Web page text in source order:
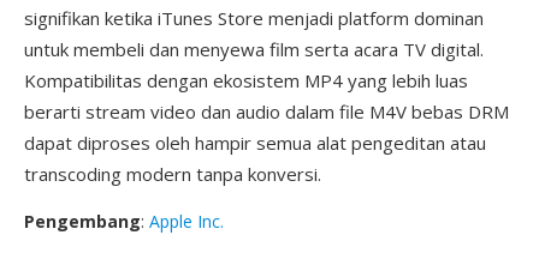
signifikan ketika iTunes Store menjadi platform dominan
untuk membeli dan menyewa film serta acara TV digital.
Kompatibilitas dengan ekosistem MP4 yang lebih luas
berarti stream video dan audio dalam file M4V bebas DRM
dapat diproses oleh hampir semua alat pengeditan atau
transcoding modern tanpa konversi.
Pengembang: Apple Inc.